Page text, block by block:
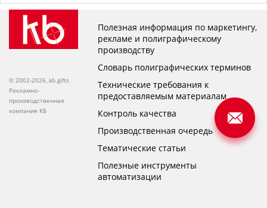
© 2002-2026, kb.gifts
Рекламно-
производственная
компания КБ
Полезная информация по маркетингу,
рекламе и полиграфическому
производству
Словарь полиграфических терминов
Технические требования к
предоставляемым материалам
Контроль качества
Производственная очередь
Тематические статьи
Полезные инструменты
автоматизации